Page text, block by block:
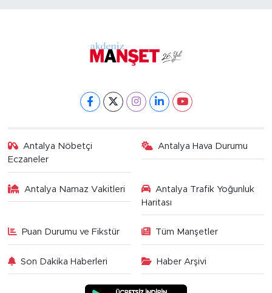
Antalya Nöbetçi
Eczaneler
Antalya Hava Durumu
Antalya Namaz Vakitleri
Antalya Trafik Yoğunluk
Haritası
Puan Durumu ve Fikstür Tüm Manşetler
Son Dakika Haberleri Haber Arşivi